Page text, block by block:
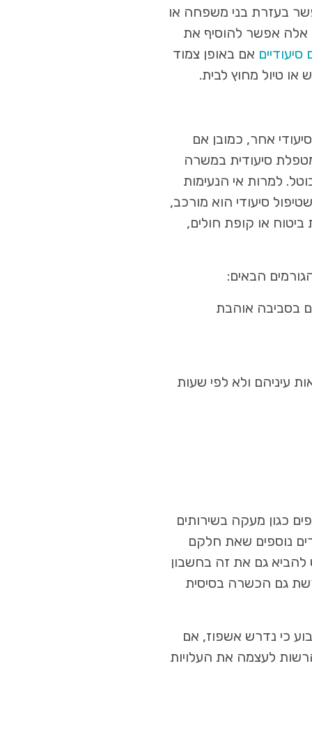
בעזרת בני משפחה או
אלה אפשר להוסיף את
אם באופן צמוד
טיול מחוץ לבית.
אחר, כמובן אם
סיעודית במשרה
למרות אי הנעימות
סיעודי הוא מורכב,
או קופת חולים,
הבאים:
בסביבה אוהבת
עיניהם ולא לפי שעות
כגון מעקה בשירותים
נוספים שאת חלקם
להביא גם את זה בחשבון
גם הכשרה בסיסית
כי נדרש אשפוז, אם
לעצמה את העלויות